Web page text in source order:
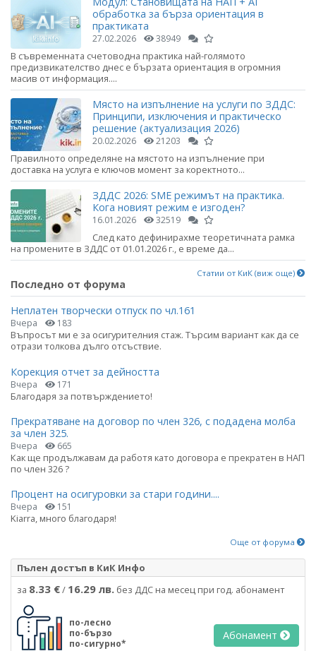
обработка за бърза ориентация в
практиката
27.02.2026 38949
В съвременната счетоводна практика най-голямото
предизвикателство днес е бързата ориентация в огромния
масив от информация....
Място на изпълнение на услуги по ЗДДС:
Принципи, изключения и практическо
решение (актуализация 2026)
20.02.2026 21203
Правилното определяне на мястото на изпълнение при
доставка на услуга е ключов момент за коректното...
ЗДДС 2026: SME режимът на практика.
Кога новият режим е изгоден?
16.01.2026 32519
След като дефинирахме теоретичната рамка
на промените в ЗДДС от 01.01.2026 г., е време да...
Статии от КиК (виж още)
Последно от форума
Неплатен творчески отпуск по чл.161
Вчера 183
Въпросът ми е за осигурителния стаж. Търсим вариант как да се
отрази толкова дълго отсъствие.
Корекция отчет за дейността
Вчера 171
Благодаря за потвърждението!
Прекратяване на договор по член 326, с подадена молба
за член 325.
Вчера 665
Как ще продължавам да работя като договора е прекратен в НАП
по член 326 ?
Процент на осигуровки за стари години....
Вчера 151
Kiarra, много благодаря!
Още от форума
Пълен достъп в КиК Инфо
за 8.33 €/ 16.29 лв. без ДДС на месец при год. абонамент
по-лесно
по-бързо
по-сигурно*
Абонамент